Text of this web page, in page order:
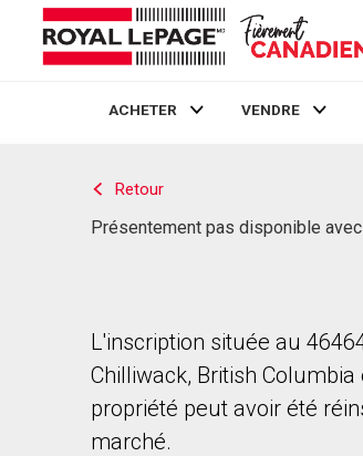
ACHETER VENDRE
Retour
Présentement pas disponible
L'inscription située au
Chilliwack, British
propriété peut avoir été
marché.